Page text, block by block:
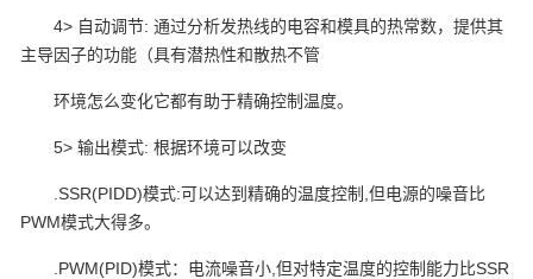
4> 自动调节: 通过分析发热线的电容和模具的热常数，提供其
主导因子的功能（具有潜热性和散热不管
环境怎么变化它都有助于精确控制温度。
5> 输出模式: 根据环境可以改变
.SSR(PIDD)模式:可以达到精确的温度控制,但电源的噪音比
PWM模式大得多。
.PWM(PID)模式：电流噪音小,但对特定温度的控制能力比SSR